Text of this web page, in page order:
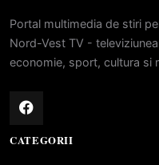
Portal multimedia de stiri
Nord-Vest TV -
economie, sport, cultura si
CATEGORII